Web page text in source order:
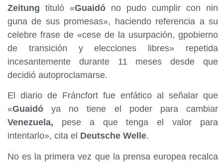
Zeitung tituló «Guaidó no pudo cumplir con nin
guna de sus promesas», haciendo referencia a su
celebre frase de «cese de la usurpación, gpobierno
de transición y elecciones libres» repetida
incesantemente durante 11 meses desde que
decidió autoproclamarse.
El diario de Fráncfort fue enfático al señalar que
«Guaidó ya no tiene el poder para cambiar
Venezuela, pese a que tenga el valor para
intentarlo», cita el Deutsche Welle.
No es la primera vez que la prensa europea recalca